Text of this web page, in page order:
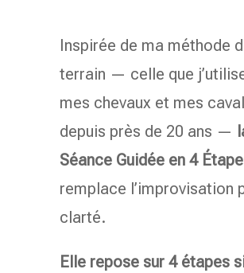
Inspirée de ma méthode
terrain — celle que
mes chevaux et mes
depuis près de 20 ans —
Séance Guidée en 4
remplace l’improvisation
clarté.
Elle repose sur 4 étapes